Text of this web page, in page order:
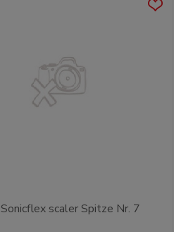
Sonicflex scaler Spitze Nr. 7